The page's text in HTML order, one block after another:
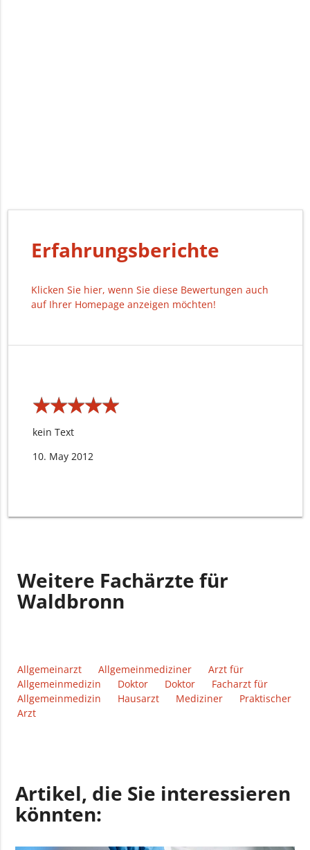
Erfahrungsberichte
Klicken Sie hier, wenn Sie diese Bewertungen auch
auf Ihrer Homepage anzeigen möchten!
★★★★★
★★★★★
kein Text
10. May 2012
Weitere Fachärzte für
Waldbronn
Allgemeinarzt Allgemeinmediziner
Arzt für
Allgemeinmedizin
Doktor Doktor
Facharzt für
Allgemeinmedizin
Hausarzt Mediziner
Praktischer
Arzt
Artikel, die Sie interessieren
könnten: